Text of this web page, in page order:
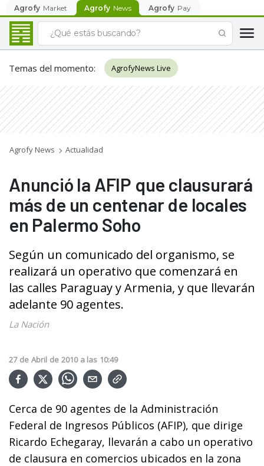
Agrofy Market Agrofy News Agrofy Pay
Temas del momento: AgrofyNews Live
Agrofy News Actualidad
Anunció la AFIP que clausurará
más de un centenar de locales
en Palermo Soho
Según un comunicado del organismo, se
realizará un operativo que comenzará en
las calles Paraguay y Armenia, y que llevarán
adelante 90 agentes.
La Nación
27 de Abril de 2010 a las 10:49
Cerca de 90 agentes de la Administración
Federal de Ingresos Públicos (AFIP), que dirige
Ricardo Echegaray, llevarán a cabo un operativo
de clausura en comercios ubicados en la zona